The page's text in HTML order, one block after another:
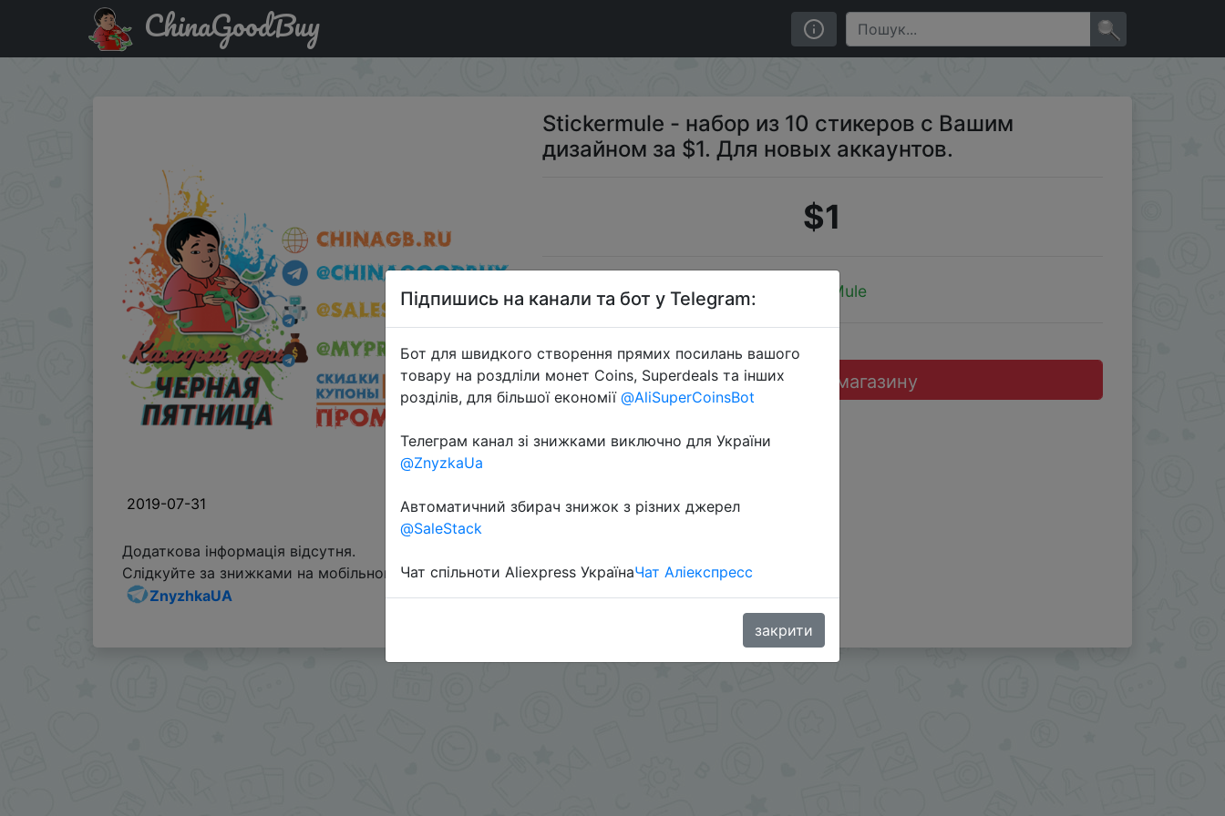
Придбати по акціи Stickermule - набор из 10 стикеров с Вашим дизайном за $1. Для новых аккаунтов.
ChinaGoodBuy
2019-07-31
Stickermule - набор из 10 стикеров с Вашим
дизайном за $1. Для новых аккаунтов.
$1
StickerMule
Перейти до магазину
Додаткова інформація відсутня.
Слідкуйте за знижками на мобільному, в телеграм каналі:
ZnyzhkaUA
Підпишись на канали та бот у Telegram:
Бот для швидкого створення прямих посилань вашого
товару на роздліли монет Coins, Superdeals та інших
розділів, для більшої економії @AliSuperCoinsBot
Телеграм канал зі знижками виключно для України
@ZnyzkaUa
Автоматичний збирач знижок з різних джерел
@SaleStack
Чат спільноти Aliexpress УкраїнаЧат Аліекспресс
закрити